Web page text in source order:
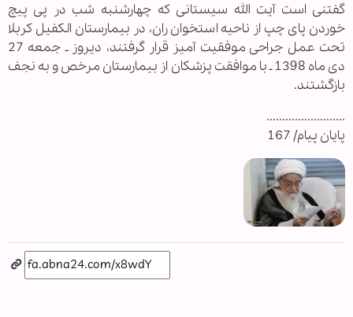
گفتنی است آیت الله سیستانی که چهارشنبه شب در پی پیچ
خوردن پای چپ از ناحیه استخوان ران، در بیمارستان الکفیل کربلا
تحت عمل جراحی موفقیت آمیز قرار گرفتند، دیروز ـ جمعه 27
دی ماه 1398 ـ با موافقت پزشکان از بیمارستان مرخص و به نجف
بازگشتند.
.........................
پایان پیام/ 167